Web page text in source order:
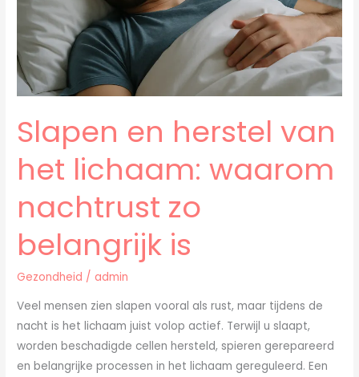
Slapen en herstel van
het lichaam: waarom
nachtrust zo
belangrijk is
Gezondheid / admin
Veel mensen zien slapen vooral als rust, maar tijdens de
nacht is het lichaam juist volop actief. Terwijl u slaapt,
worden beschadigde cellen hersteld, spieren gerepareerd
en belangrijke processen in het lichaam gereguleerd. Een
waarom
nachtrust
zo
belangrijk